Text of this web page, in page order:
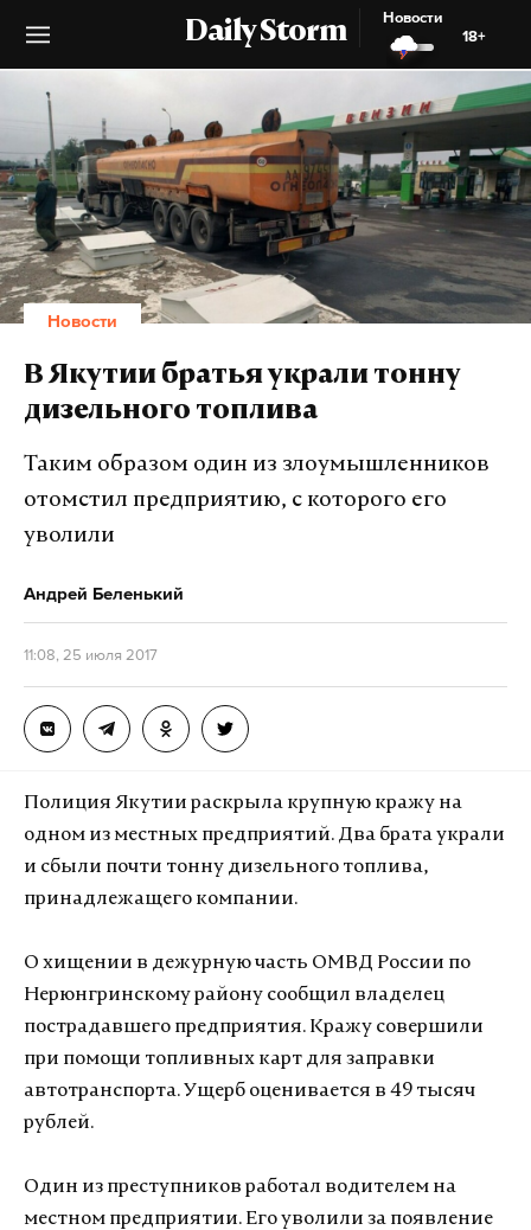
Daily Storm
Новости
18+
Новости
В Якутии братья украли тонну
дизельного топлива
Таким образом один из злоумышленников
отомстил предприятию, с которого его
уволили
Андрей Беленький
11:08, 25 июля 2017
Полиция Якутии раскрыла крупную кражу на
одном из местных предприятий. Два брата украли
и сбыли почти тонну дизельного топлива,
принадлежащего компании.
О хищении в дежурную часть ОМВД России по
Нерюнгринскому району сообщил владелец
пострадавшего предприятия. Кражу совершили
при помощи топливных карт для заправки
автотранспорта. Ущерб оценивается в 49 тысяч
рублей.
Один из преступников работал водителем на
местном предприятии. Его уволили за появление